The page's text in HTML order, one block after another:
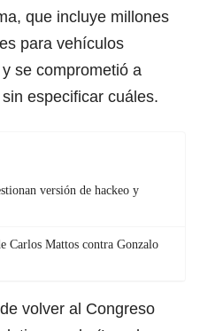
que incluye millones
para vehículos
se comprometió a
especificar cuáles.
versión de hackeo y
Carlos Mattos contra Gonzalo
volver al Congreso